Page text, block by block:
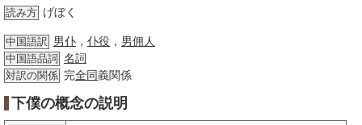
読み方 げぼく
中国語訳 男仆 ， 仆役 ， 男佣人
中国語品詞 名詞
対訳の関係 完全同義関係
下僕の概念の説明